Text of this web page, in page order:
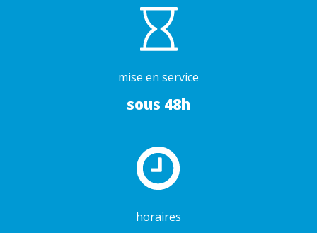
mise en service
sous 48h
horaires